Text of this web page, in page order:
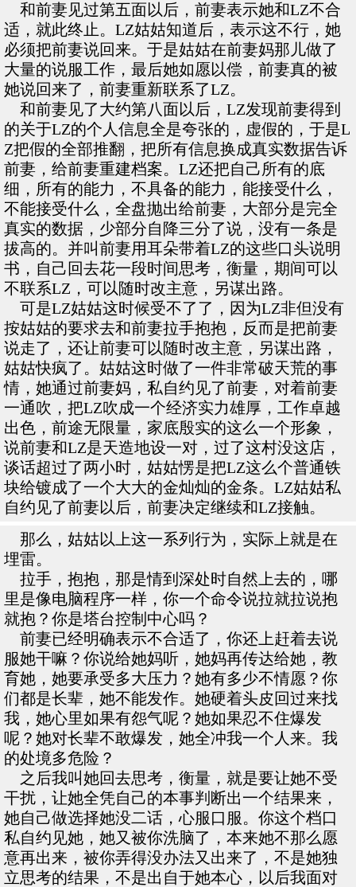
和前妻见过第五面以后，前妻表示她和LZ不合
适，就此终止。LZ姑姑知道后，表示这不行，她
必须把前妻说回来。于是姑姑在前妻妈那儿做了
大量的说服工作，最后她如愿以偿，前妻真的被
她说回来了，前妻重新联系了LZ。
和前妻见了大约第八面以后，LZ发现前妻得到
的关于LZ的个人信息全是夸张的，虚假的，于是L
Z把假的全部推翻，把所有信息换成真实数据告诉
前妻，给前妻重建档案。LZ还把自己所有的底
细，所有的能力，不具备的能力，能接受什么，
不能接受什么，全盘抛出给前妻，大部分是完全
真实的数据，少部分自降三分了说，没有一条是
拔高的。并叫前妻用耳朵带着LZ的这些口头说明
书，自己回去花一段时间思考，衡量，期间可以
不联系LZ，可以随时改主意，另谋出路。
可是LZ姑姑这时候受不了了，因为LZ非但没有
按姑姑的要求去和前妻拉手抱抱，反而是把前妻
说走了，还让前妻可以随时改主意，另谋出路，
姑姑快疯了。姑姑这时做了一件非常破天荒的事
情，她通过前妻妈，私自约见了前妻，对着前妻
一通吹，把LZ吹成一个经济实力雄厚，工作卓越
出色，前途无限量，家底殷实的这么一个形象，
说前妻和LZ是天造地设一对，过了这村没这店，
谈话超过了两小时，姑姑愣是把LZ这么个普通铁
块给镀成了一个大大的金灿灿的金条。LZ姑姑私
自约见了前妻以后，前妻决定继续和LZ接触。
那么，姑姑以上这一系列行为，实际上就是在
埋雷。
拉手，抱抱，那是情到深处时自然上去的，哪
里是像电脑程序一样，你一个命令说拉就拉说抱
就抱？你是塔台控制中心吗？
前妻已经明确表示不合适了，你还上赶着去说
服她干嘛？你说给她妈听，她妈再传达给她，教
育她，她要承受多大压力？她有多少不情愿？你
们都是长辈，她不能发作。她硬着头皮回过来找
我，她心里如果有怨气呢？她如果忍不住爆发
呢？她对长辈不敢爆发，她全冲我一个人来。我
的处境多危险？
之后我叫她回去思考，衡量，就是要让她不受
干扰，让她全凭自己的本事判断出一个结果来，
她自己做选择她没二话，心服口服。你这个档口
私自约见她，她又被你洗脑了，本来她不那么愿
意再出来，被你弄得没办法又出来了，不是她独
立思考的结果，不是出自于她本心，以后我面对